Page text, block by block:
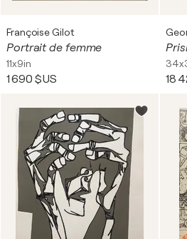
Françoise Gilot
Portrait de femme
11x9in
1 690 $US 18